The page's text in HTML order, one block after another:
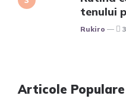
tenului
Posted
Rukiro
Articole Populare